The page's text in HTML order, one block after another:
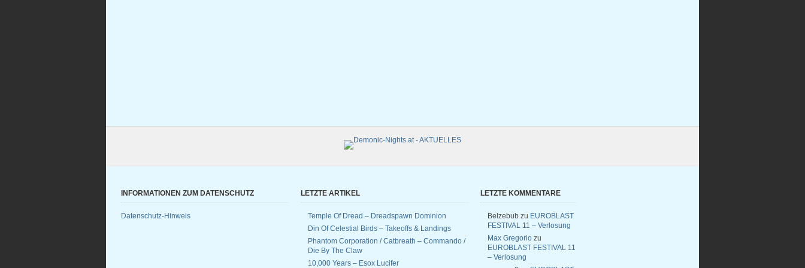
INFORMATIONEN ZUM DATENSCHUTZ
Datenschutz-Hinweis
LETZTE ARTIKEL
Temple Of Dread – Dreadspawn Dominion
Din Of Celestial Birds – Takeoffs & Landings
Phantom Corporation / Catbreath – Commando /
Die By The Claw
10,000 Years – Esox Lucifer
LETZTE KOMMENTARE
Belzebub zu EUROBLAST
FESTIVAL 11 – Verlosung
Max Gregorio zu
EUROBLAST FESTIVAL 11
– Verlosung